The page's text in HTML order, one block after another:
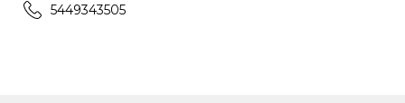
5449343505